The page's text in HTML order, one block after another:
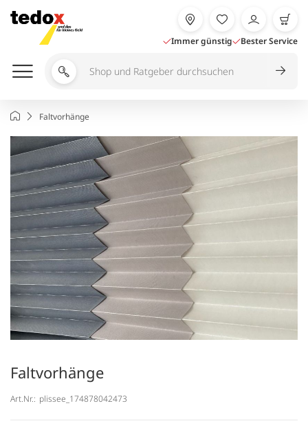
Inhalt
springen
Immer günstig Bester Service
Shop
durchsuchen
StartseiteFaltvorhänge
Faltvorhänge
Art.Nr.: plissee_174878042473